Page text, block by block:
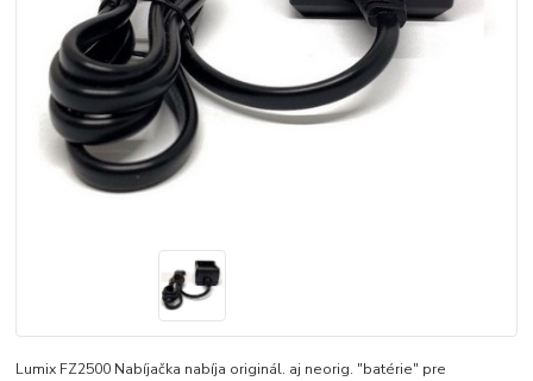
Lumix FZ2500 Nabíjačka nabíja originál. aj neorig. "batérie" pre